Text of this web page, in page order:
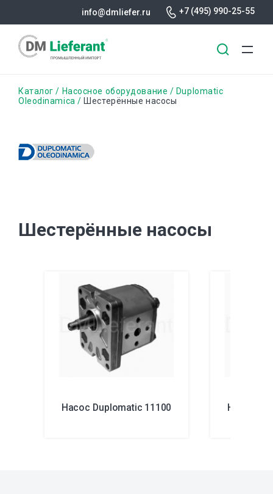
info@dmliefer.ru +7 (495) 990-25-55
Строка
Каталог Насосное оборудование
Duplomatic
Oleodinamica
Шестерённые насосы
Шестерённые насосы
Насос Duplomatic 11100 Насос